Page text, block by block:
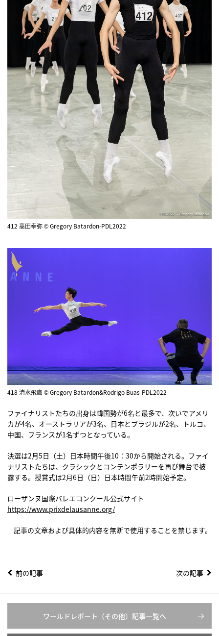
412 髙田幸弥 © Gregory Batardon-PDL2022
418 清水飛鷹 © Gregory Batardon&Rodrigo Buas-PDL2022
ファイナリストたちの出身は韓国勢が6名と最多で、次いでアメリ
カが4名、オーストラリアが3名、日本とブラジルが2名、トルコ、
中国、フランスが1名ずつとなっている。
決選は2月5日（土）日本時間午後10：30から開始される。ファイ
ナリストたちは、クラシックとコンテンポラリーを再び舞台で披
露する。授賞式は2月6日（日）日本時間午前2時開始予定。
ローザンヌ国際バレエコンクール公式サイト
https://www.prixdelausanne.org/
記事の文章および具体的内容を無断で使用することを禁じます。
前の記事 次の記事
ワールドレポート（その他）記事一覧へ